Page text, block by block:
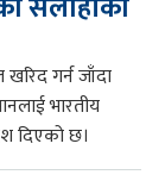
गर्न जाँदा
भारतीय
दिएको छ।